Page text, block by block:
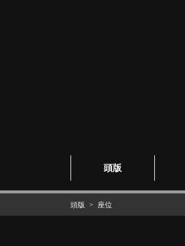
頭版
頭版 座位